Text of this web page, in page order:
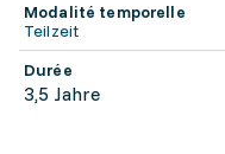
Modalité temporelle
Teilzeit
Durée
3,5 Jahre